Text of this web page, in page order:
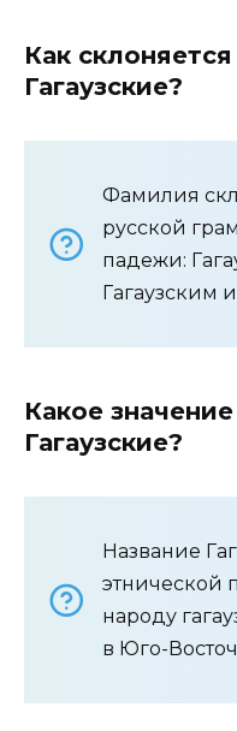
Как
Гагаузские?
Фамилия
русской
падежи:
Гагаузским и
Какое
Гагаузские?
Название
этнической
народу
в Юго-